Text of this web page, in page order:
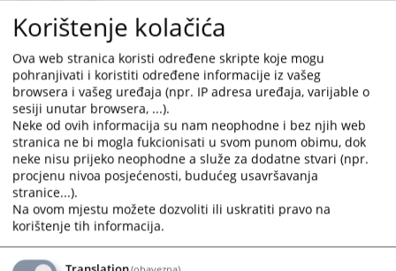
question
key
to
get
the
keyboard
shortcuts
for
changing
dates.
question
key
to
get
the
keyboard
shortcuts
for
changing
Sud izdaje uvjerenja odnosno druge isprave o činjenicama o
kojima vodi službenu evidenciju, a saglasno sa podacima iz
službene evidencije.
16.07.2008.
Kako mogu doći na razgovor kod
Predsjednika suda?
Stranke koje žele prijem kod predsjednika suda potrebno je
da podnesu pismeni zahtjev sa navođenjem razloga za
prijem kod predsjednika suda.
16.07.2008.
Korištenje kolačića
Ova web stranica koristi određene skripte koje mogu
pohranjivati i koristiti određene informacije iz vašeg
browsera i vašeg uređaja (npr. IP adresa uređaja, varijable o
sesiji unutar browsera, ...).
Neke od ovih informacija su nam neophodne i bez njih web
stranica ne bi mogla fukcionisati u svom punom obimu, dok
neke nisu prijeko neophodne a služe za dodatne stvari (npr.
procjenu nivoa posjećenosti, budućeg usavršavanja
stranice...).
Na ovom mjestu možete dozvoliti ili uskratiti pravo na
korištenje tih informacija.